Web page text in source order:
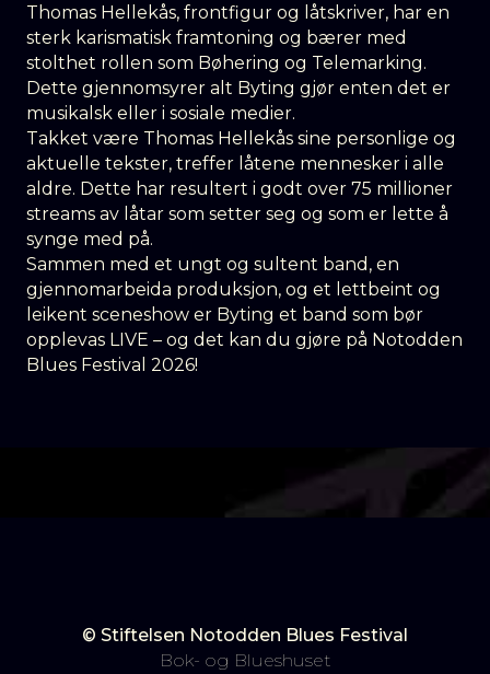
Thomas Hellekås, frontfigur og låtskriver, har en
sterk karismatisk framtoning og bærer med
stolthet rollen som Bøhering og Telemarking.
Dette gjennomsyrer alt Byting gjør enten det er
musikalsk eller i sosiale medier.
Takket være Thomas Hellekås sine personlige og
aktuelle tekster, treffer låtene mennesker i alle
aldre. Dette har resultert i godt over 75 millioner
streams av låtar som setter seg og som er lette å
synge med på.
Sammen med et ungt og sultent band, en
gjennomarbeida produksjon, og et lettbeint og
leikent sceneshow er Byting et band som bør
opplevas LIVE – og det kan du gjøre på Notodden
Blues Festival 2026!
© Stiftelsen Notodden Blues Festival
Bok- og Blueshuset